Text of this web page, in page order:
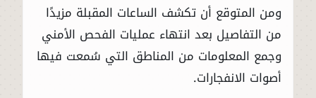
ومن المتوقع أن تكشف الساعات المقبلة مزيدًا
من التفاصيل بعد انتهاء عمليات الفحص الأمني
وجمع المعلومات من المناطق التي سُمعت فيها
أصوات الانفجارات.